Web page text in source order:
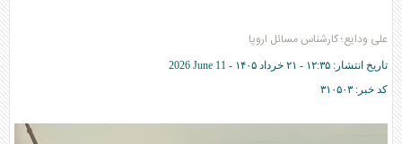
علی ودایع؛ کارشناس مسائل اروپا
تاریخ انتشار: ۱۲:۳۵ - ۲۱ خرداد ۱۴۰۵ -
2026 June 11
کد خبر: ۳۱۰۵۰۳